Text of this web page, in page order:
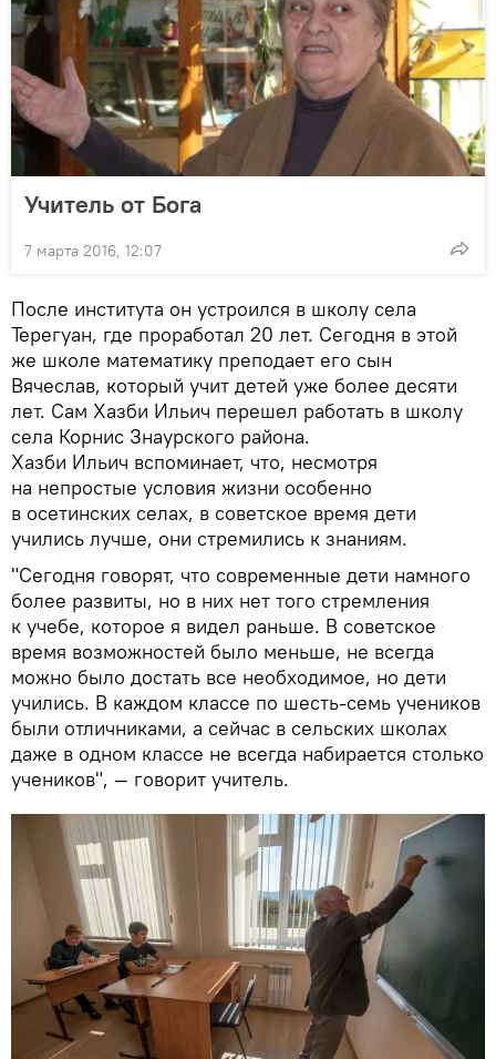
Учитель от Бога
7 марта 2016, 12:07
После института он устроился в школу села
Терегуан, где проработал 20 лет. Сегодня в этой
же школе математику преподает его сын
Вячеслав, который учит детей уже более десяти
лет. Сам Хазби Ильич перешел работать в школу
села Корнис Знаурского района.
Хазби Ильич вспоминает, что, несмотря
на непростые условия жизни особенно
в осетинских селах, в советское время дети
учились лучше, они стремились к знаниям.
"Сегодня говорят, что современные дети намного
более развиты, но в них нет того стремления
к учебе, которое я видел раньше. В советское
время возможностей было меньше, не всегда
можно было достать все необходимое, но дети
учились. В каждом классе по шесть-семь учеников
были отличниками, а сейчас в сельских школах
даже в одном классе не всегда набирается столько
учеников", — говорит учитель.